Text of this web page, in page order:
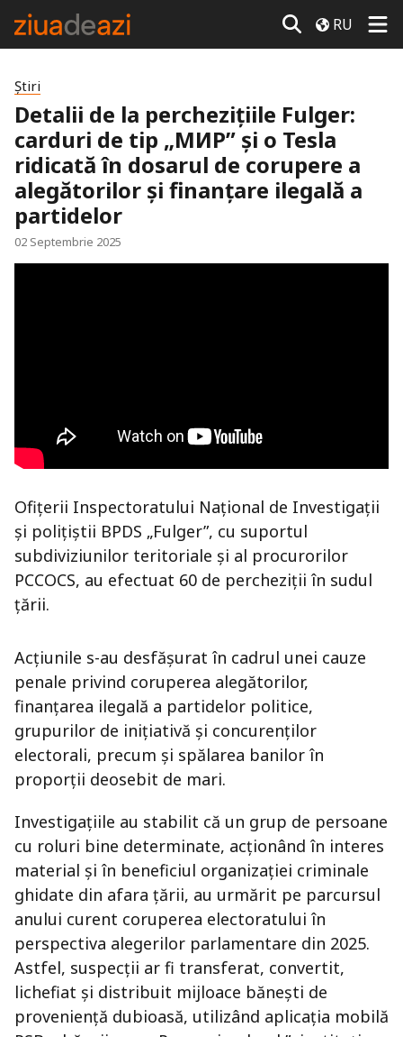
RU
Știri
Detalii de la perchezițiile Fulger:
carduri de tip „МИР” și o Tesla
ridicată în dosarul de corupere a
alegătorilor și finanțare ilegală a
partidelor
02 Septembrie 2025
Ofițerii Inspectoratului Național de Investigații
și polițiștii BPDS „Fulger”, cu suportul
subdiviziunilor teritoriale și al procurorilor
PCCOCS, au efectuat 60 de percheziții în sudul
țării.
Acțiunile s-au desfășurat în cadrul unei cauze
penale privind coruperea alegătorilor,
finanțarea ilegală a partidelor politice,
grupurilor de inițiativă și concurenților
electorali, precum și spălarea banilor în
proporții deosebit de mari.
Investigațiile au stabilit că un grup de persoane
cu roluri bine determinate, acționând în interes
material și în beneficiul organizației criminale
ghidate din afara țării, au urmărit pe parcursul
anului curent coruperea electoratului în
perspectiva alegerilor parlamentare din 2025.
Astfel, suspecții ar fi transferat, convertit,
lichefiat și distribuit mijloace bănești de
proveniență dubioasă, utilizând aplicația mobilă